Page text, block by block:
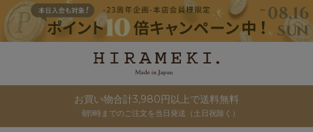
お買い物合計3,980円以上で送料無料
朝9時までのご注文を当日発送（土日祝除く）